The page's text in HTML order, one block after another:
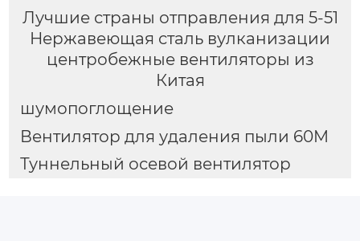
Лучшие страны отправления для 5-51
Нержавеющая сталь вулканизации
центробежные вентиляторы из
Китая
шумопоглощение
Вентилятор для удаления пыли 60M
Туннельный осевой вентилятор